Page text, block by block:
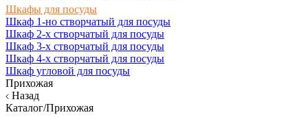
Шкафы для посуды
Шкаф 1-но створчатый для посуды
Шкаф 2-х створчатый для посуды
Шкаф 3-х створчатый для посуды
Шкаф 4-х створчатый для посуды
Шкаф угловой для посуды
Прихожая
Назад
Каталог/Прихожая